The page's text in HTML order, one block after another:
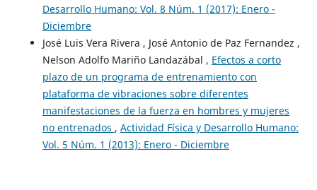
Desarrollo Humano: Vol. 8 Núm. 1 (2017): Enero -
Diciembre
José Luis Vera Rivera , José Antonio de Paz Fernandez ,
Nelson Adolfo Mariño Landazábal , Efectos a corto
plazo de un programa de entrenamiento con
plataforma de vibraciones sobre diferentes
manifestaciones de la fuerza en hombres y mujeres
no entrenados , Actividad Física y Desarrollo Humano:
Vol. 5 Núm. 1 (2013): Enero - Diciembre